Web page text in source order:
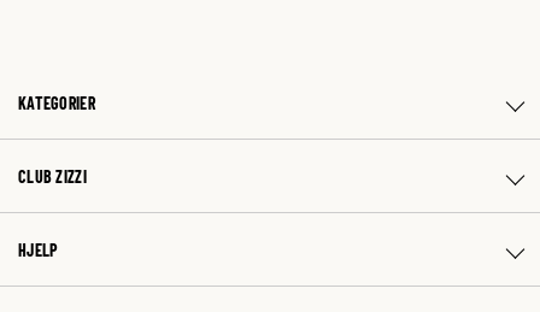
KATEGORIER
CLUB ZIZZI
HJELP